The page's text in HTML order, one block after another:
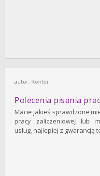
autor: Ronter
Polecenia pisania
Macie jakieś sprawdzone
pracy zaliczeniowej lub
usług, najlepiej z gwarancją